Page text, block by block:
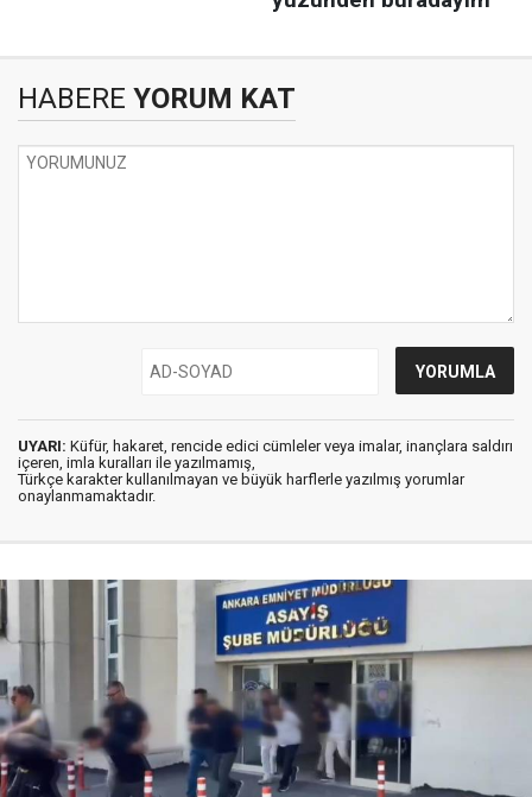
HABERE YORUM KAT
UYARI: Küfür, hakaret, rencide edici cümleler veya imalar, inançlara saldırı
içeren, imla kuralları ile yazılmamış,
Türkçe karakter kullanılmayan ve büyük harflerle yazılmış yorumlar
onaylanmamaktadır.